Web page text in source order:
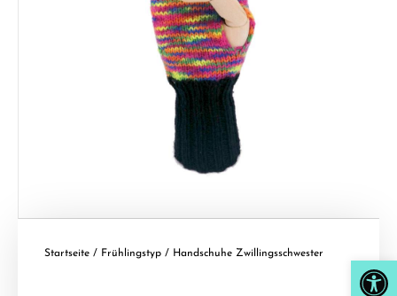
Startseite / Frühlingstyp / Handschuhe Zwillingsschwester